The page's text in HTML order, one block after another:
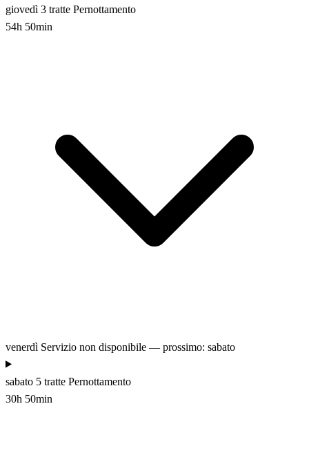
giovedì 3 tratte Pernottamento
54h 50min
venerdì Servizio non disponibile — prossimo: sabato
sabato 5 tratte Pernottamento
30h 50min